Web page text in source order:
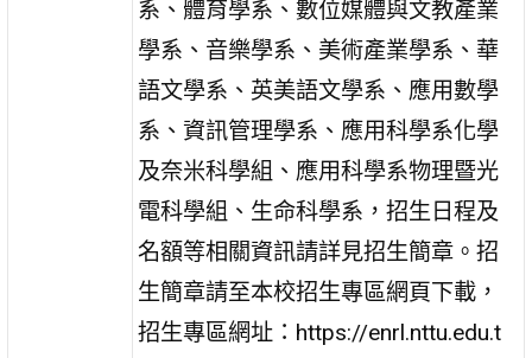
系、體育學系、數位媒體與文教產業
學系、音樂學系、美術產業學系、華
語文學系、英美語文學系、應用數學
系、資訊管理學系、應用科學系化學
及奈米科學組、應用科學系物理暨光
電科學組、生命科學系，招生日程及
名額等相關資訊請詳見招生簡章。招
生簡章請至本校招生專區網頁下載，
招生專區網址：https://enrl.nttu.edu.t